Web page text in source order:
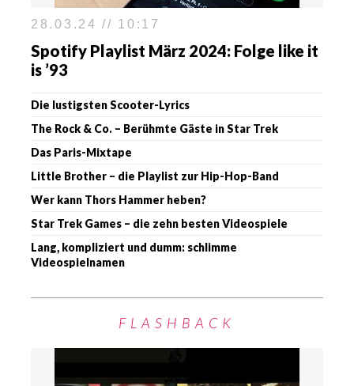
28.03.24 // 10:17
Spotify Playlist März 2024: Folge like it
is ’93
Die lustigsten Scooter-Lyrics
The Rock & Co. – Berühmte Gäste in Star Trek
Das Paris-Mixtape
Little Brother – die Playlist zur Hip-Hop-Band
Wer kann Thors Hammer heben?
Star Trek Games – die zehn besten Videospiele
Lang, kompliziert und dumm: schlimme
Videospielnamen
FLASHBACK